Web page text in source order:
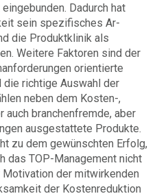
Dadurch hat
sein spe­zifi­sches Ar­
die Produktklinik als
Weitere Faktoren sind der
orientierte
richtige Auswahl der
neben dem Kosten-,
auch branchenfremde, aber
ausgestattete Produkte.
zu dem gewünschten Erfolg,
das TOP-Management nicht
der mitwirkenden
der Kostenreduktion